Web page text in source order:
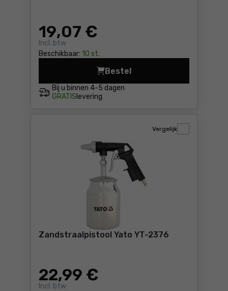
19,07 €
Incl. btw
Beschikbaar: 10 st.
Bij u binnen 4-5 dagen
GRATIS levering
Bestel
Zandstraalpistool Yato YT-
Zandstraalpistool Yato YT-2376
22,99 €
Incl. btw
Vergelijk